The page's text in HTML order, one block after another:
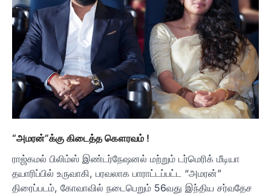
“அமரன்”க்கு கிடைத்த கௌரவம் !
ராஜ்கமல் பிலிம்ஸ் இண்டர்நேஷனல் மற்றும் டர்மெரிக் மீடியா
தயாரிப்பில் உருவாகி, பரவலாக பாராட்டப்பட்ட “அமரன்”
திரைப்படம், கோவாவில் நடைபெறும் 56வது இந்திய சர்வதேச